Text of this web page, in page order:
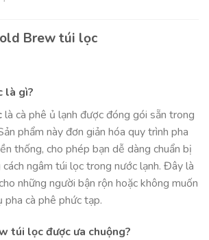
Brew túi lọc
là gì?
là cà phê ủ lạnh được đóng gói sẵn trong
phẩm này đơn giản hóa quy trình pha
thống, cho phép bạn dễ dàng chuẩn bị
ngâm túi lọc trong nước lạnh. Đây là
những người bận rộn hoặc không muốn
cà phê phức tạp.
túi lọc được ưa chuộng?